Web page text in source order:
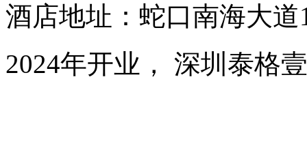
酒店地址：蛇口南海大
2024年开业， 深圳泰